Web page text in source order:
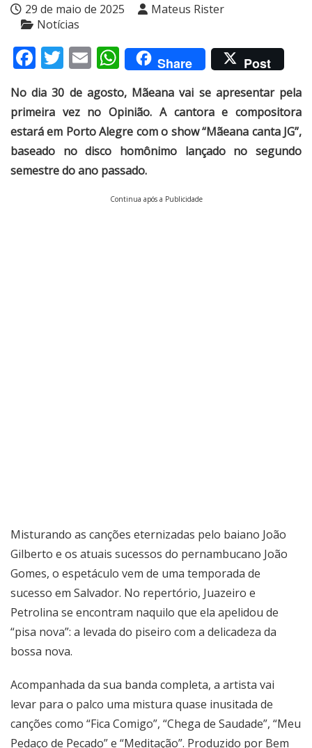
29 de maio de 2025
Mateus Rister
Notícias
Facebook
Twitter
EmailWhatsApp
Share Post
No dia 30 de agosto, Mãeana vai se apresentar pela
primeira vez no Opinião. A cantora e compositora
estará em Porto Alegre com o show “Mãeana canta JG”,
baseado no disco homônimo lançado no segundo
semestre do ano passado.
Continua após a Publicidade
Misturando as canções eternizadas pelo baiano João
Gilberto e os atuais sucessos do pernambucano João
Gomes, o espetáculo vem de uma temporada de
sucesso em Salvador. No repertório, Juazeiro e
Petrolina se encontram naquilo que ela apelidou de
“pisa nova”: a levada do piseiro com a delicadeza da
bossa nova.
Acompanhada da sua banda completa, a artista vai
levar para o palco uma mistura quase inusitada de
canções como “Fica Comigo”, “Chega de Saudade”, “Meu
Pedaço de Pecado” e “Meditação”. Produzido por Bem